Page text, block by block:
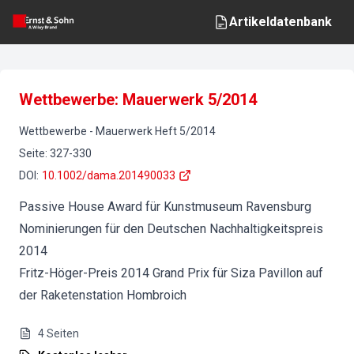
Artikeldatenbank
Wettbewerbe: Mauerwerk 5/2014
Wettbewerbe - Mauerwerk Heft 5/2014
Seite: 327-330
DOI : 10.1002/dama.201490033
Passive House Award für Kunstmuseum Ravensburg
Nominierungen für den Deutschen Nachhaltigkeitspreis
2014
Fritz-Höger-Preis 2014 Grand Prix für Siza Pavillon auf
der Raketenstation Hombroich
4Seiten